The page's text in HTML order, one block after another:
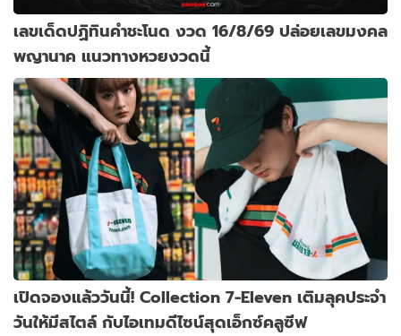
เลขเด็ดปฏิทินคำชะโนด งวด 16/8/69 ปล่อยเลขมงคล
พญานาค แนวทางหวยงวดนี้
เปิดจองแล้ววันนี้! Collection 7-Eleven เติมลุคประจำ
วันให้มีสไตล์ กับไอเทมดีไซน์สุดเอ็กซ์คลูซีฟ